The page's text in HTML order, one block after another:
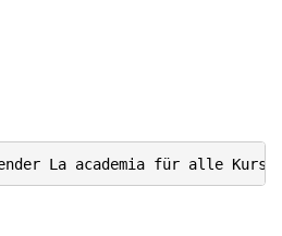
La academia für alle Kurse